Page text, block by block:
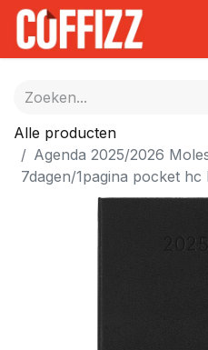
Alle producten
Agenda 2025/2026
7dagen/1pagina pocket hc